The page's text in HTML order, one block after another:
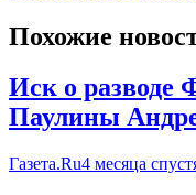
Похожие
Иск о разводе
Паулины
Газета.Ru4 месяца